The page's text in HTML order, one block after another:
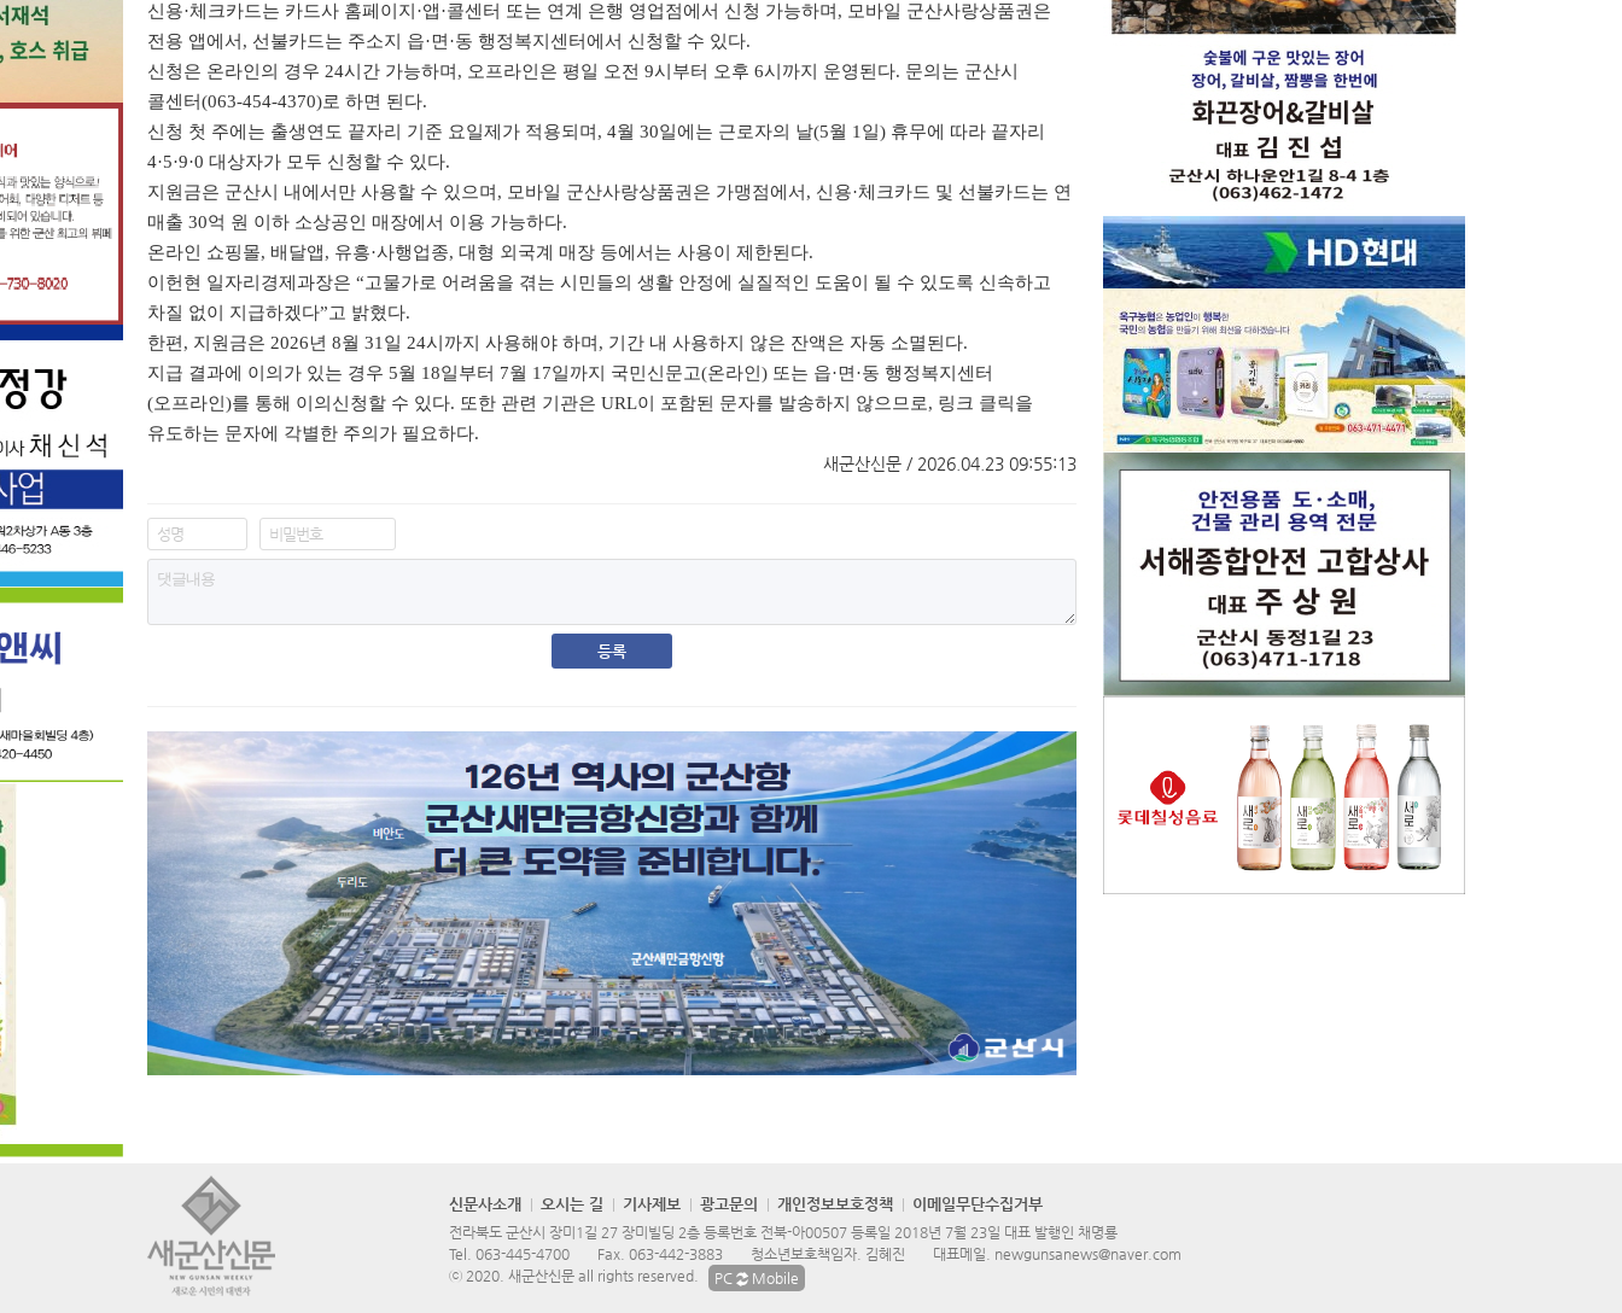
신용·체크카드는 카드사 홈페이지 ·앱·콜센터 또는 연계 은행 영업점에서 신청 가능하며 , 모바일 군산사랑상품권은
전용 앱에서 , 선불카드는 주소지 읍·면 ·동 행정복지센터에서 신청할 수 있다.
신청은 온라인의 경우 24시간 가능하며 , 오프라인은 평일 오전 9시부터 오후 6시까지 운영된다. 문의는 군산시
콜센터(063-454-4370)로 하면 된다.
신청 첫 주에는 출생연도 끝자리 기준 요일제가 적용되며 , 4월 30일에는 근로자의 날(5월 1 일) 휴무에 따라 끝자리
4·5·9·0 대상자가 모두 신청할 수 있다.
지원금은 군산시 내에서만 사용할 수 있으며 , 모바일 군산사랑상품권은 가맹점에서 , 신용·체크카드 및 선불카드는 연
매출 30억 원 이하 소상공인 매장에서 이용 가능하다.
온라인 쇼핑몰, 배달앱, 유흥·사행업종, 대형 외국계 매장 등에서는 사용이 제한된다.
이헌현 일자리경제과장은 “고물가로 어려움을 겪는 시민들의 생활 안정에 실질적인 도움이 될 수 있도록 신속하고
차질 없이 지급하겠다”고 밝혔다.
한편 , 지원금은 2026년 8월 31 일 24시까지 사용해야 하며 , 기간 내 사용하지 않은 잔액은 자동 소멸된다.
지급 결과에 이의가 있는 경우 5월 18일부터 7월 17일까지 국민신문고(온라인 ) 또는 읍·면 ·동 행정복지센터
(오프라인 )를 통해 이의신청할 수 있다. 또한 관련 기관은 URL이 포함된 문자를 발송하지 않으므로, 링크 클릭을
유도하는 문자에 각별한 주의가 필요하다.
새군산신문 / 2026.04.23 09:55:13
신문사소개 오시는 길 기사제보 광고문의 개인정보보호정책 이메일무단수집거부
전라북도 군산시 장미1길 27 장미빌딩 2층 등록번호 전북-아00507 등록일 2018년 7월 23일 대표 발행인 채명룡
Tel. 063-445-4700 Fax. 063-442-3883 청소년보호책임자. 김혜진 대표메일. newgunsanews@naver.com
ⓒ 2020. 새군산신문 all rights reserved.
PC Mobile